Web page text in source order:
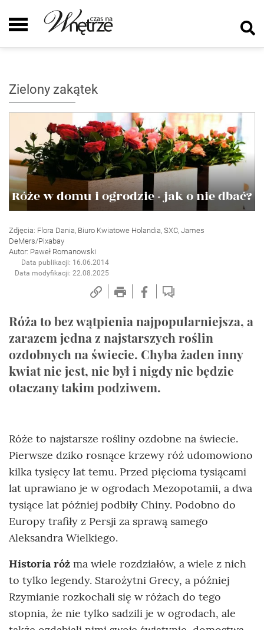
Zielony zakątek
Róże w domu i ogrodzie - jak o nie dbać?
Zdjęcia: Flora Dania, Biuro Kwiatowe Holandia, SXC, James
DeMers/Pixabay
Autor: Paweł Romanowski
Data publikacji: 16.06.2014
Data modyfikacji: 22.08.2025
Róża to bez wątpienia najpopularniejsza, a
zarazem jedna z najstarszych roślin
ozdobnych na świecie. Chyba żaden inny
kwiat nie jest, nie był i nigdy nie będzie
otaczany takim podziwem.
Róże to najstarsze rośliny ozdobne na świecie.
Pierwsze dziko rosnące krzewy róż udomowiono
kilka tysięcy lat temu. Przed pięcioma tysiącami
lat uprawiano je w ogrodach Mezopotamii, a dwa
tysiące lat później podbiły Chiny. Podobno do
Europy trafiły z Persji za sprawą samego
Aleksandra Wielkiego.
Historia róż ma wiele rozdziałów, a wiele z nich
to tylko legendy. Starożytni Grecy, a później
Rzymianie rozkochali się w różach do tego
stopnia, że nie tylko sadzili je w ogrodach, ale